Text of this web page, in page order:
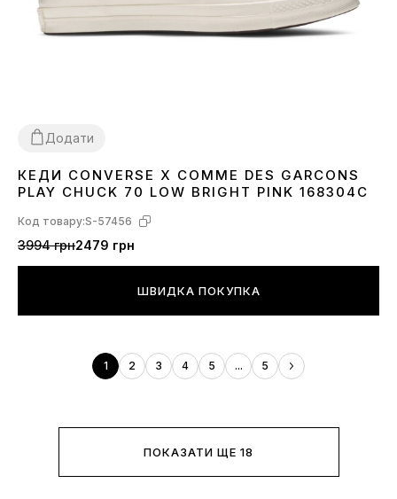
Додати
36373839
КЕДИ CONVERSE X COMME DES GARCONS
PLAY CHUCK 70 LOW BRIGHT PINK 168304C
Код товару:S-57456
3994 грн2479 грн
ШВИДКА ПОКУПКА
1 2 3 4 5 ... 5
ПОКАЗАТИ ЩЕ 18